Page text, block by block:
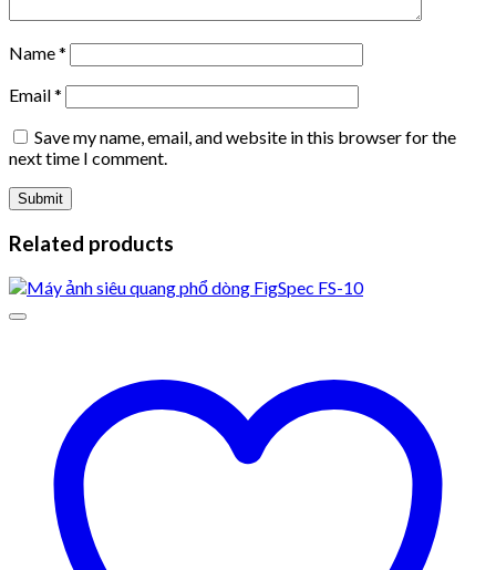
Name*
Email*
Save my name, email, and website in this browser for the
next time I comment.
Related products